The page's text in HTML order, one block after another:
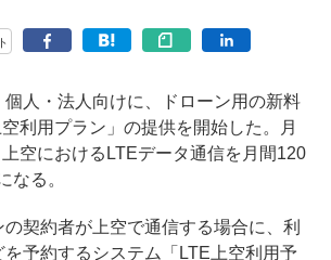
人・法人向けに、ドローン用の新料
利用プラン」の提供を開始した。月
空におけるLTEデータ通信を月間120
なる。
契約者が上空で通信する場合に、利
を予約するシステム「LTE上空利用予